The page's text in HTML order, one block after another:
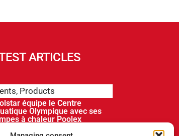
ARTICLES
, Products
équipe le Centre
Olympique avec ses
à chaleur Poolex